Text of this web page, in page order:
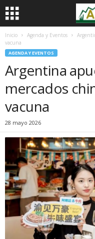
Inicio Agenda y Eventos
vacuna
AGENDA Y EVENTOS
Argentina
mercados
vacuna
28 mayo 2026